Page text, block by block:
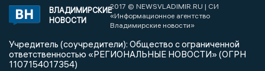
ВЛАДИМИРСКИЕ
НОВОСТИ
2017 © NEWSVLADIMIR.RU | СИ
«Информационное агентство
Владимирские новости»
Учредитель (соучредители): Общество с ограниченной
ответственностью «РЕГИОНАЛЬНЫЕ НОВОСТИ» (ОГРН
1107154017354)